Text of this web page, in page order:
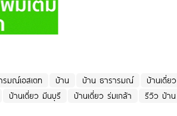
รมณ์เอสเตท บ้าน บ้าน ธารารมณ์
บ้านเดี่ยว
บ้านเดี่ยว มีนบุรี บ้านเดี่ยว ร่มเกล้า รีวิว บ้าน